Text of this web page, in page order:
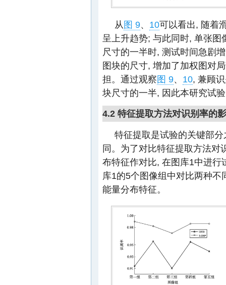
从图 9、 10可以看出, 随着
呈上升趋势; 与此同时, 单张
尺寸的一半时, 测试时间急剧
图块的尺寸, 增加了加权图对
担。通过观察图 9、 10, 兼顾
块尺寸的一半, 因此本研究试
4.2 特征提取方法对识别率的
特征提取是试验的关键部
同。为了对比特征提取方法对
布特征作对比, 在图库1中进行
库1的5个图像组中对比两种
能量分布特征。